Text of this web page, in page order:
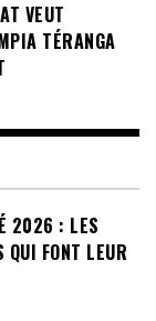
VEUT
TÉRANGA
2026 : LES
QUI FONT LEUR